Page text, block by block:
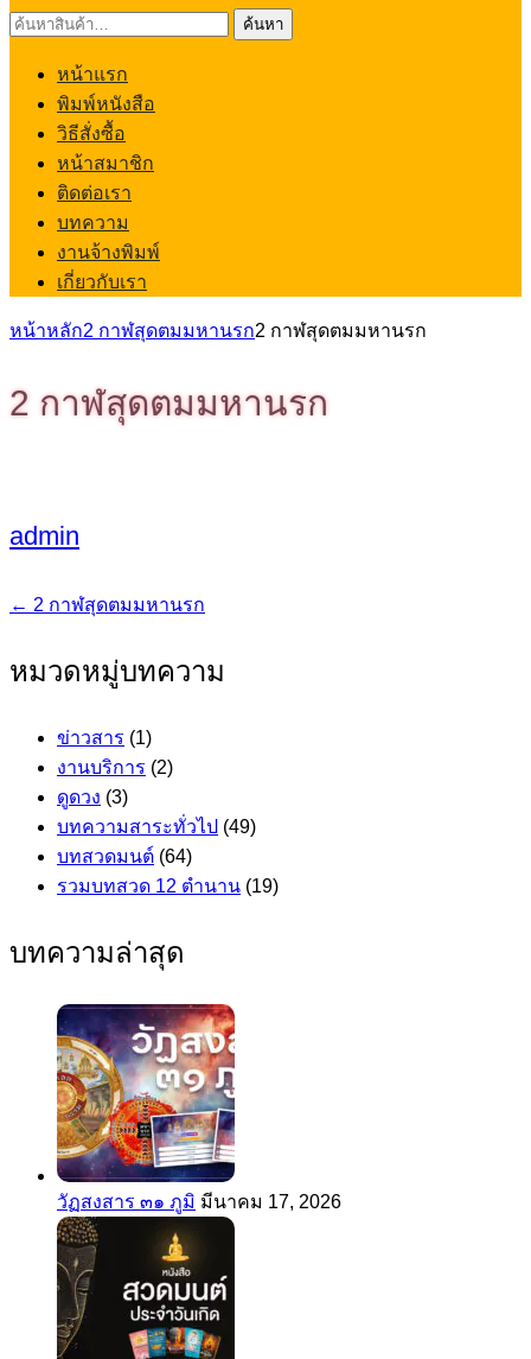
ค้นหา: ค้นหา
หน้าแรก
พิมพ์หนังสือ
วิธีสั่งซื้อ
หน้าสมาชิก
ติดต่อเรา
บทความ
งานจ้างพิมพ์
เกี่ยวกับเรา
หน้าหลัก2 กาฬสุดตมมหานรก2 กาฬสุดตมมหานรก
2 กาฬสุดตมมหานรก
admin
แนะแนว
เรื่อง
← 2 กาฬสุดตมมหานรก
หมวดหมู่บทความ
ข่าวสาร (1)
งานบริการ (2)
ดูดวง (3)
บทความสาระทั่วไป (49)
บทสวดมนต์ (64)
รวมบทสวด 12 ตำนาน (19)
บทความล่าสุด
วัฏสงสาร ๓๑ ภูมิ มีนาคม 17, 2026